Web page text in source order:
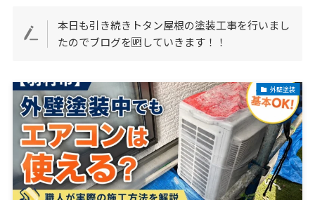
本日も引き続きトタン屋根の塗装工事を行いまし
たのでブログを🆙していきます！！
外壁塗装